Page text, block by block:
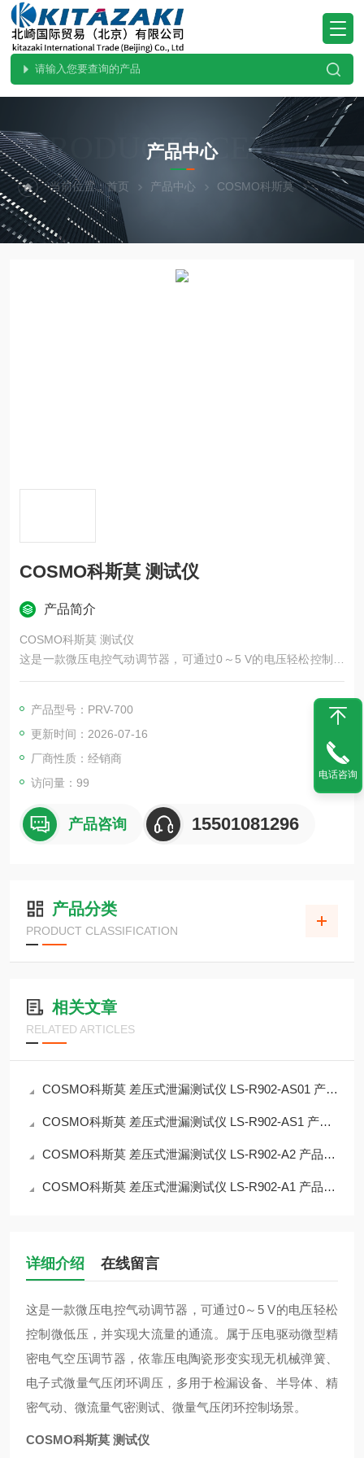
PRODUCTS CENTER
产品中心
当前位置：首页 产品中心 COSMO科斯莫 测试仪
COSMO科斯莫 测试仪
产品简介
COSMO科斯莫 测试仪
这是一款微压电控气动调节器，可通过0～5 V的电压轻松控制微
低压，并实现大流量的通流。属于压电驱动微型精密电气空压调
节器，依靠压电陶瓷形变实现无机械弹簧、电子式微量气压闭环
调压，多用于检漏设备、半导体、精密气动、微流量气密测试、
微量气压闭环控制场景。
产品型号：PRV-700
更新时间：2026-07-16
厂商性质：经销商
访问量：99
产品咨询 15501081296
产品分类
PRODUCT CLASSIFICATION
相关文章
RELATED ARTICLES
COSMO科斯莫 差压式泄漏测试仪 LS‑R902‑AS01 产品简介
COSMO科斯莫 差压式泄漏测试仪 LS‑R902‑AS1 产品简介
COSMO科斯莫 差压式泄漏测试仪 LS‑R902‑A2 产品简介
COSMO科斯莫 差压式泄漏测试仪 LS‑R902‑A1 产品简介
详细介绍 在线留言
这是一款微压电控气动调节器，可通过0～5 V的电压轻松
控制微低压，并实现大流量的通流。属于压电驱动微型精
密电气空压调节器，依靠压电陶瓷形变实现无机械弹簧、
电子式微量气压闭环调压，多用于检漏设备、半导体、精
密气动、微流量气密测试、微量气压闭环控制场景。
COSMO科斯莫 测试仪
电话咨询